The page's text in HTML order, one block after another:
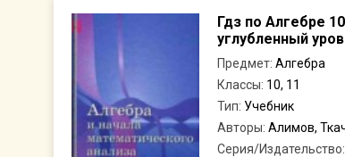
Гдз по Алгебре
углубленный
Предмет: Алгебра
Классы: 10, 11
Тип: Учебник
Авторы: Алимов,
Серия/Издательство: